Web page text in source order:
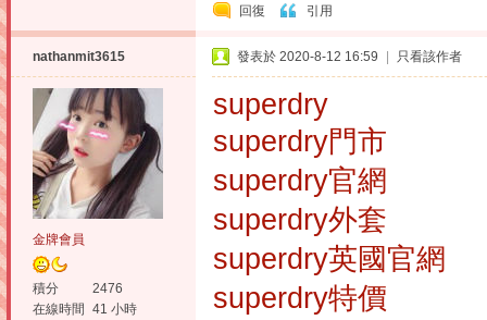
回復 引用
nathanmit3615
金牌會員
積分
2476
在線時間
41 小時
發表於 2020-8-12 16:59 只看該作者
superdry
superdry門市
superdry官網
superdry外套
superdry英國官網
superdry特價